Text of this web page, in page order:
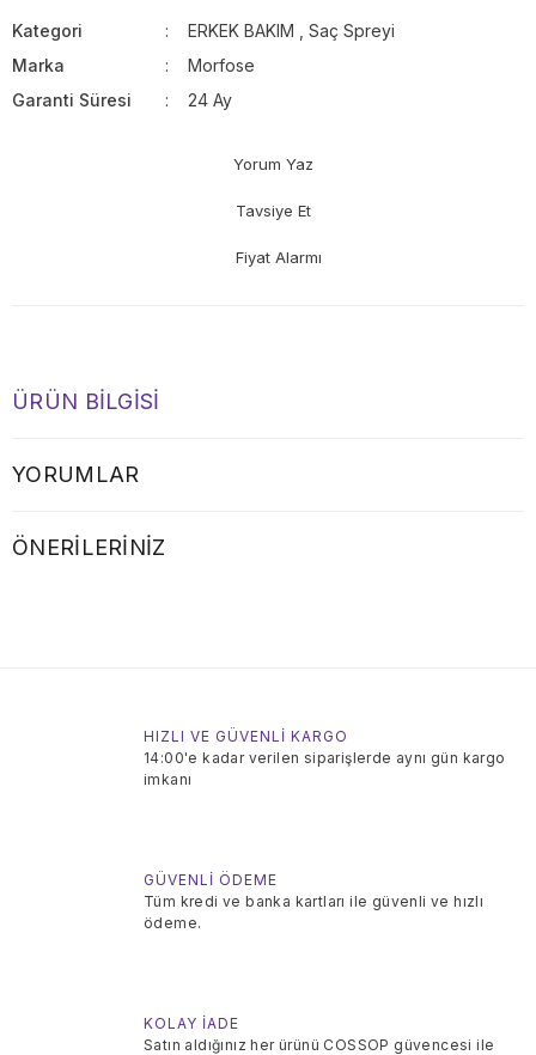
Kategori ERKEK BAKIM ,Saç Spreyi
Marka
Morfose
Garanti Süresi
24 Ay
Yorum Yaz
Tavsiye Et
Fiyat Alarmı
ÜRÜN BILGISI
YORUMLAR
ÖNERILERINIZ
HIZLI VE GÜVENLİ KARGO
14:00'e kadar verilen siparişlerde aynı gün kargo
imkanı
GÜVENLİ ÖDEME
Tüm kredi ve banka kartları ile güvenli ve hızlı
ödeme.
KOLAY İADE
Satın aldığınız her ürünü COSSOP güvencesi ile